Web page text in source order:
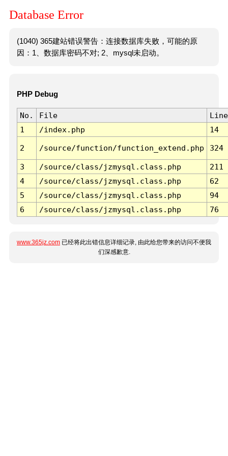
Database Error
(1040) 365建站错误警告：连接数据库失败，可能的原
因：1、数据库密码不对; 2、mysql未启动。
PHP Debug
No. File
Line
1
/index.php 14
2 /source/function/function_extend.php 324
3 /source/class/jzmysql.class.php
211
4
/source/class/jzmysql.class.php
62
5
/source/class/jzmysql.class.php
94
6
/source/class/jzmysql.class.php 76
www.365jz.com 已经将此出错信息详细记录, 由此给您带来的访问不便我
们深感歉意.